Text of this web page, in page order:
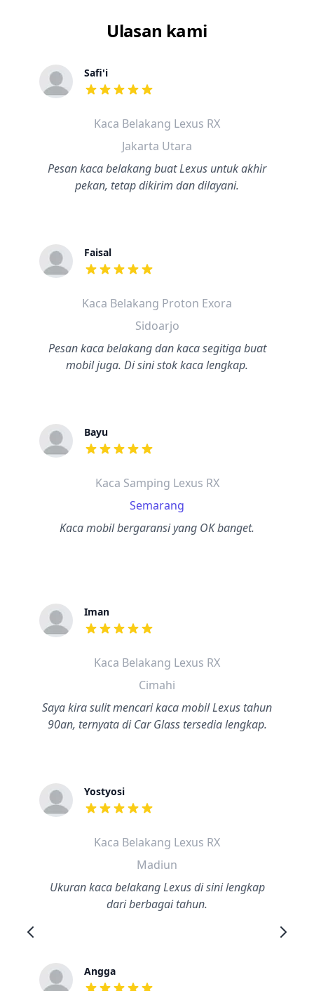
Ulasan kami
Safi'i
dari ulasan adalah bintang lima
Kaca Belakang Lexus RX
Jakarta Utara
Pesan kaca belakang buat Lexus untuk akhir
pekan, tetap dikirim dan dilayani.
Faisal
dari ulasan adalah bintang lima
Kaca Belakang Proton Exora
Sidoarjo
Pesan kaca belakang dan kaca segitiga buat
mobil juga. Di sini stok kaca lengkap.
Bayu
dari ulasan adalah bintang lima
Kaca Samping Lexus RX
Semarang
Kaca mobil bergaransi yang OK banget.
Iman
dari ulasan adalah bintang lima
Kaca Belakang Lexus RX
Cimahi
Saya kira sulit mencari kaca mobil Lexus tahun
90an, ternyata di Car Glass tersedia lengkap.
Yostyosi
dari ulasan adalah bintang lima
Kaca Belakang Lexus RX
Madiun
Ukuran kaca belakang Lexus di sini lengkap
dari berbagai tahun.
Angga